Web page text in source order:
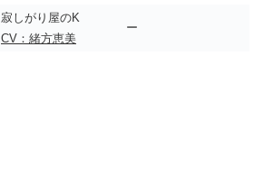
寂しがり屋のK
CV：緒方恵美
ー